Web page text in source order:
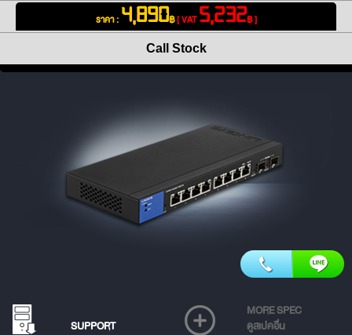
ราคา : 4,890฿[ VAT5,232฿ ]
Call Stock
SUPPORT
MORE SPEC
ดูสเปคอื่น